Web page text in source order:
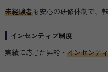
未経験者も安心の研修体制で、
インセンティブ制度
実績に応じた昇給・ インセンテ